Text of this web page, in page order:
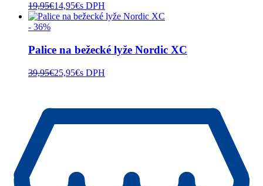
19,95€14,95€s DPH
- 36%
Palice na bežecké lyže Nordic XC
39,95€25,95€s DPH